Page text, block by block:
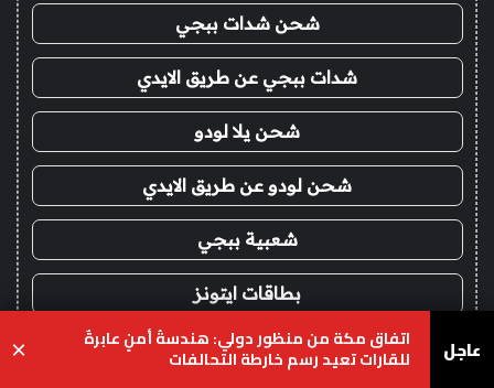
شحن شدات ببجي
شدات ببجي عن طريق الايدي
شحن يلا لودو
شحن لودو عن طريق الايدي
شعبية ببجي
بطاقات ايتونز
بلايستيشن ستور
عاجل اتفاق مكة من منظور دولي: هندسةُ أمنٍ عابرةٌ
للقارات تعيد رسم خارطة التحالفات ×